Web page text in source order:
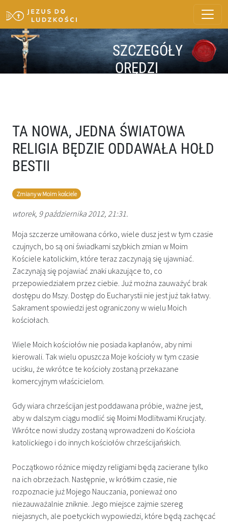
SZCZEGÓŁY
ORĘDZI
TA NOWA, JEDNA ŚWIATOWA
RELIGIA BĘDZIE ODDAWAŁA HOŁD
BESTII
Zmiany w Moim kościele
wtorek, 9 października 2012, 21:31.
Moja szczerze umiłowana córko, wiele dusz jest w tym czasie
czujnych, bo są oni świadkami szybkich zmian w Moim
Kościele katolickim, które teraz zaczynają się ujawniać.​
Zaczynają się pojawiać znaki ukazujące to, co
przepowiedziałem przez ciebie. Już można zauważyć brak
dostępu do Mszy. Dostęp do Eucharystii nie jest już tak łatwy.
Sakrament spowiedzi jest ograniczony w wielu Moich
kościołach.
Wiele Moich kościołów nie posiada kapłanów, aby nimi
kierowali. Tak wielu opuszcza Moje kościoły w tym czasie
ucisku, że wkrótce te kościoły zostaną przekazane
komercyjnym właścicielom.
Gdy wiara chrześcijan jest poddawana próbie, ważne jest,
aby w dalszym ciągu modlić się Moimi Modlitwami Krucjaty.
Wkrótce nowi słudzy zostaną wprowadzeni do Kościoła
katolickiego i do innych kościołów chrześcijańskich.
Początkowo różnice między religiami będą zacierane tylko
na ich obrzeżach. Następnie, w krótkim czasie, nie
rozpoznacie już Mojego Nauczania, ponieważ ono
niezauważalnie zniknie. Jego miejsce zajmie szereg
niejasnych, ale poetyckich wypowiedzi, które będą zachęcać